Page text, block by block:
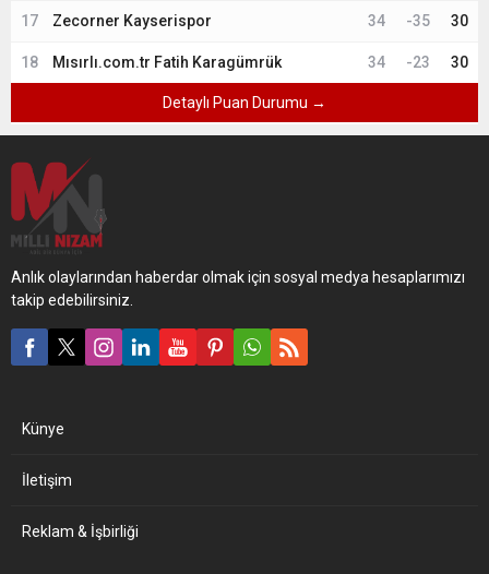
17 Zecorner Kayserispor 34 -35 30
18 Mısırlı.com.tr Fatih Karagümrük 34 -23 30
Detaylı Puan Durumu →
Anlık olaylarından haberdar olmak için sosyal medya hesaplarımızı
takip edebilirsiniz.
Künye
İletişim
Reklam & İşbirliği